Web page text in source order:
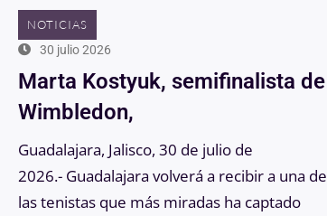
NOTICIAS
30 julio 2026
Marta Kostyuk, semifinalista de
Wimbledon,
Guadalajara, Jalisco, 30 de julio de
2026.- Guadalajara volverá a recibir a una de
las tenistas que más miradas ha captado